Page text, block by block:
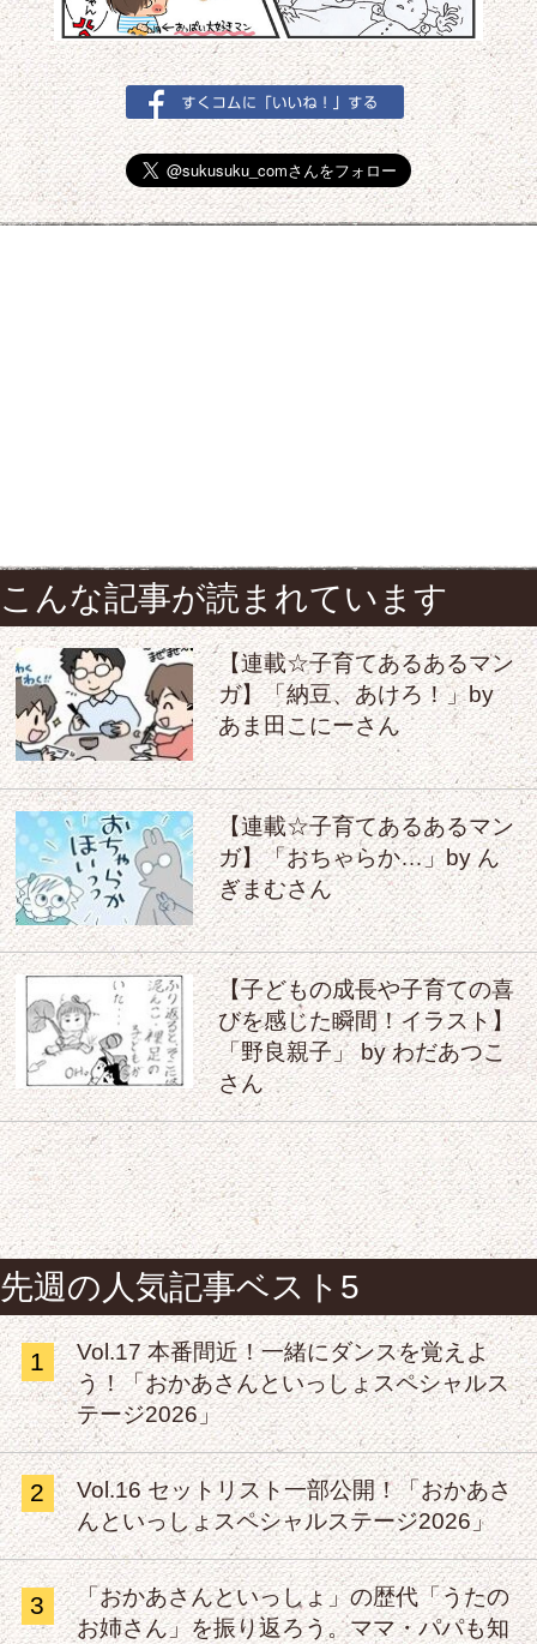
こんな記事が読まれています
【連載☆子育てあるあるマン
ガ】「納豆、あけろ！」by
あま田こにーさん
【連載☆子育てあるあるマン
ガ】「おちゃらか…」by ん
ぎまむさん
【子どもの成長や子育ての喜
びを感じた瞬間！イラスト】
「野良親子」 by わだあつこ
さん
先週の人気記事ベスト5
1
Vol.17 本番間近！一緒にダンスを覚えよ
う！「おかあさんといっしょスペシャルス
テージ2026」
2
Vol.16 セットリスト一部公開！「おかあさ
んといっしょスペシャルステージ2026」
3
「おかあさんといっしょ」の歴代「うたの
お姉さん」を振り返ろう。ママ・パパも知